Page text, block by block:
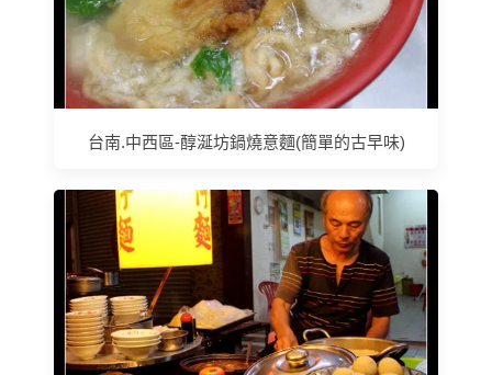
台南.中西區-醇涎坊鍋燒意麵(簡單的古早味)